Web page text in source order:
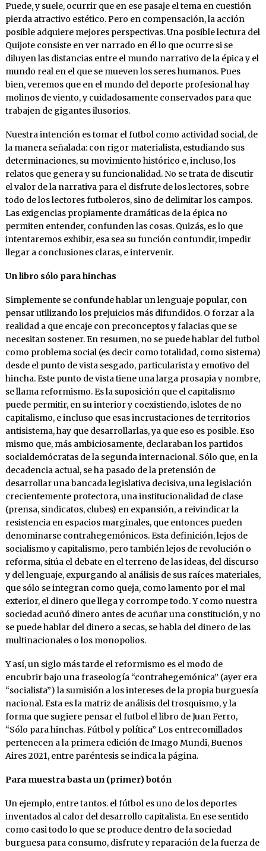
Puede, y suele, ocurrir que en ese pasaje el tema en cuestión
pierda atractivo estético. Pero en compensación, la acción
posible adquiere mejores perspectivas. Una posible lectura del
Quijote consiste en ver narrado en él lo que ocurre si se
diluyen las distancias entre el mundo narrativo de la épica y el
mundo real en el que se mueven los seres humanos. Pues
bien, veremos que en el mundo del deporte profesional hay
molinos de viento, y cuidadosamente conservados para que
trabajen de gigantes ilusorios.
Nuestra intención es tomar el futbol como actividad social, de
la manera señalada: con rigor materialista, estudiando sus
determinaciones, su movimiento histórico e, incluso, los
relatos que genera y su funcionalidad. No se trata de discutir
el valor de la narrativa para el disfrute de los lectores, sobre
todo de los lectores futboleros, sino de delimitar los campos.
Las exigencias propiamente dramáticas de la épica no
permiten entender, confunden las cosas. Quizás, es lo que
intentaremos exhibir, esa sea su función confundir, impedir
llegar a conclusiones claras, e intervenir.
Un libro sólo para hinchas
Simplemente se confunde hablar un lenguaje popular, con
pensar utilizando los prejuicios más difundidos. O forzar a la
realidad a que encaje con preconceptos y falacias que se
necesitan sostener. En resumen, no se puede hablar del futbol
como problema social (es decir como totalidad, como sistema)
desde el punto de vista sesgado, particularista y emotivo del
hincha. Este punto de vista tiene una larga prosapia y nombre,
se llama reformismo. Es la suposición que el capitalismo
puede permitir, en su interior y coexistiendo, islotes de no
capitalismo, e incluso que esas incrustaciones de territorios
antisistema, hay que desarrollarlas, ya que eso es posible. Eso
mismo que, más ambiciosamente, declaraban los partidos
socialdemócratas de la segunda internacional. Sólo que, en la
decadencia actual, se ha pasado de la pretensión de
desarrollar una bancada legislativa decisiva, una legislación
crecientemente protectora, una institucionalidad de clase
(prensa, sindicatos, clubes) en expansión, a reivindicar la
resistencia en espacios marginales, que entonces pueden
denominarse contrahegemónicos. Esta definición, lejos de
socialismo y capitalismo, pero también lejos de revolución o
reforma, sitúa el debate en el terreno de las ideas, del discurso
y del lenguaje, expurgando al análisis de sus raíces materiales,
que sólo se integran como queja, como lamento por el mal
exterior, el dinero que llega y corrompe todo. Y como nuestra
sociedad acuñó dinero antes de acuñar una constitución, y no
se puede hablar del dinero a secas, se habla del dinero de las
multinacionales o los monopolios.
Y así, un siglo más tarde el reformismo es el modo de
encubrir bajo una fraseología “contrahegemónica” (ayer era
“socialista”) la sumisión a los intereses de la propia burguesía
nacional. Esta es la matriz de análisis del trosquismo, y la
forma que sugiere pensar el futbol el libro de Juan Ferro,
“Sólo para hinchas. Fútbol y política” Los entrecomillados
pertenecen a la primera edición de Imago Mundi, Buenos
Aires 2021, entre paréntesis se indica la página.
Para muestra basta un (primer) botón
Un ejemplo, entre tantos. el fútbol es uno de los deportes
inventados al calor del desarrollo capitalista. En ese sentido
como casi todo lo que se produce dentro de la sociedad
burguesa para consumo, disfrute y reparación de la fuerza de